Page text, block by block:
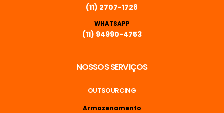
(11) 2707-1728
WHATSAPP
(11) 94990-4753
NOSSOS SERVIÇOS
OUTSOURCING
Armazenamento